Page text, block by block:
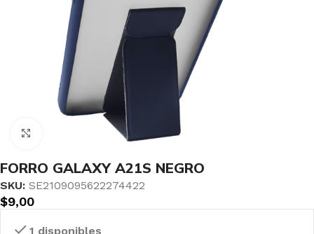
Haga clic para ampliar
FORRO GALAXY A21S NEGRO
SKU: SE2109095622274422
$9,00
1 disponibles